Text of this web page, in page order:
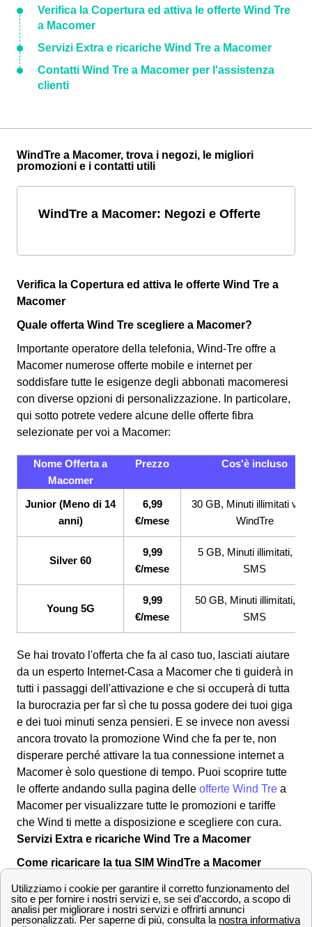
Verifica la Copertura ed attiva le offerte Wind Tre
a Macomer
Servizi Extra e ricariche Wind Tre a Macomer
Contatti Wind Tre a Macomer per l'assistenza
clienti
WindTre a Macomer, trova i negozi, le migliori
promozioni e i contatti utili
WindTre a Macomer: Negozi e Offerte
Verifica la Copertura ed attiva le offerte Wind Tre a
Macomer
Quale offerta Wind Tre scegliere a Macomer?
Importante operatore della telefonia, Wind-Tre offre a
Macomer numerose offerte mobile e internet per
soddisfare tutte le esigenze degli abbonati macomeresi
con diverse opzioni di personalizzazione. In particolare,
qui sotto potrete vedere alcune delle offerte fibra
selezionate per voi a Macomer:
Nome Offerta a
Macomer
Prezzo Cos'è incluso
Junior (Meno di 14
anni)
6,99
€/mese
30 GB, Minuti illimitati
WindTre
Silver 60
9,99
€/mese
5 GB, Minuti illimitati, 200
SMS
Young 5G
9,99
€/mese
50 GB, Minuti illimitati,
SMS
Se hai trovato l'offerta che fa al caso tuo, lasciati aiutare
da un esperto Internet-Casa a Macomer che ti guiderà in
tutti i passaggi dell'attivazione e che si occuperà di tutta
la burocrazia per far sì che tu possa godere dei tuoi giga
e dei tuoi minuti senza pensieri. E se invece non avessi
ancora trovato la promozione Wind che fa per te, non
disperare perché attivare la tua connessione internet a
Macomer è solo questione di tempo. Puoi scoprire tutte
le offerte andando sulla pagina delle offerte Wind Tre a
Macomer per visualizzare tutte le promozioni e tariffe
che Wind ti mette a disposizione e scegliere con cura.
Servizi Extra e ricariche Wind Tre a Macomer
Come ricaricare la tua SIM WindTre a Macomer
E' possibile ricaricare la tua SIM Wind Tre in diversi
modi: al tabaccaio a Macomer, comprando una ricarica
grattabile, o tramite la propria banca. Però Wind tre